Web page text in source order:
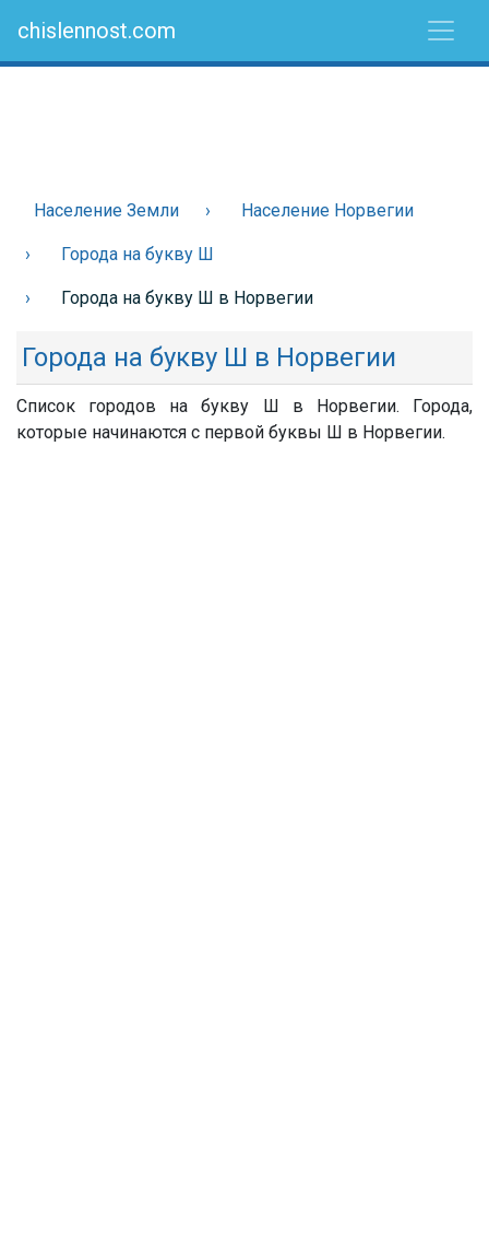
chislennost.com
Население Земли Население Норвегии
Города на букву Ш
Города на букву Ш в Норвегии
Города на букву Ш в Норвегии
Список городов на букву Ш в Норвегии. Города,
которые начинаются с первой буквы Ш в Норвегии.